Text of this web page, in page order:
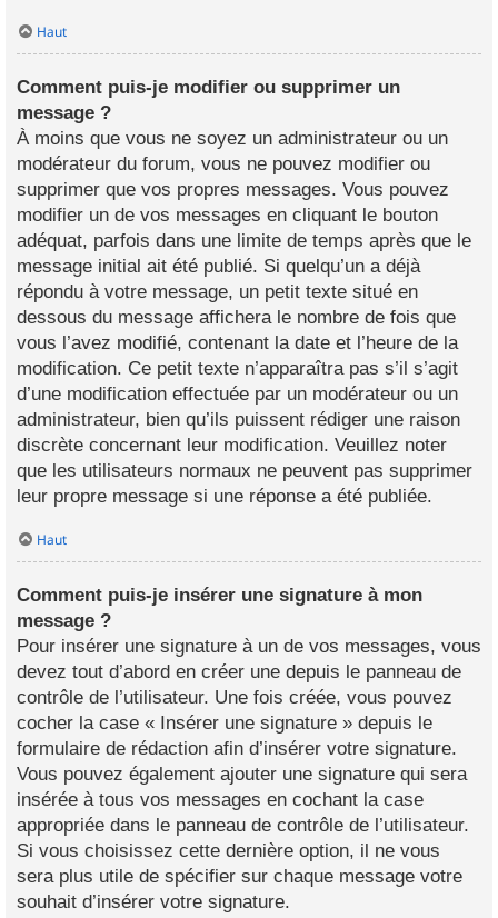
Haut
Comment puis-je modifier ou supprimer un
message ?
À moins que vous ne soyez un administrateur ou un
modérateur du forum, vous ne pouvez modifier ou
supprimer que vos propres messages. Vous pouvez
modifier un de vos messages en cliquant le bouton
adéquat, parfois dans une limite de temps après que le
message initial ait été publié. Si quelqu’un a déjà
répondu à votre message, un petit texte situé en
dessous du message affichera le nombre de fois que
vous l’avez modifié, contenant la date et l’heure de la
modification. Ce petit texte n’apparaîtra pas s’il s’agit
d’une modification effectuée par un modérateur ou un
administrateur, bien qu’ils puissent rédiger une raison
discrète concernant leur modification. Veuillez noter
que les utilisateurs normaux ne peuvent pas supprimer
leur propre message si une réponse a été publiée.
Haut
Comment puis-je insérer une signature à mon
message ?
Pour insérer une signature à un de vos messages, vous
devez tout d’abord en créer une depuis le panneau de
contrôle de l’utilisateur. Une fois créée, vous pouvez
cocher la case « Insérer une signature » depuis le
formulaire de rédaction afin d’insérer votre signature.
Vous pouvez également ajouter une signature qui sera
insérée à tous vos messages en cochant la case
appropriée dans le panneau de contrôle de l’utilisateur.
Si vous choisissez cette dernière option, il ne vous
sera plus utile de spécifier sur chaque message votre
souhait d’insérer votre signature.